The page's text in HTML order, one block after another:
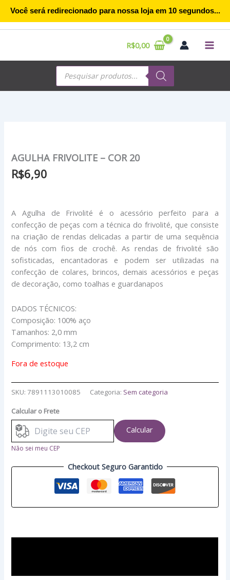
o
R$0,00
Pesquisar
produtos
AGULHA FRIVOLITE – COR 20
R$6,90
A Agulha de Frivolité é o acessório perfeito para a
confecção de peças com a técnica do frivolité, que consiste
na criação de rendas delicadas a partir de uma sequência
de nós com fios de crochê. As rendas de frivolité são
sofisticadas, encantadoras e podem ser utilizadas na
confecção de colares, brincos, demais acessórios e peças
de decoração, como toalhas e guardanapos
DADOS TÉCNICOS:
Composição: 100% aço
Tamanhos: 2,0 mm
Comprimento: 13,2 cm
Fora de estoque
SKU:7891113010085 Categoria: Sem categoria
Calcular o Frete
Calcular
Não sei meu CEP
Checkout Seguro Garantido
Você será redirecionado para nossa loja em 10segundos...